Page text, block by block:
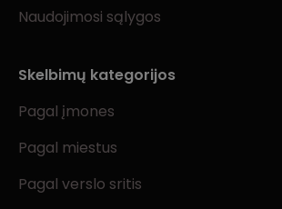
Naudojimosi sąlygos
Skelbimų kategorijos
Pagal įmones
Pagal miestus
Pagal verslo sritis